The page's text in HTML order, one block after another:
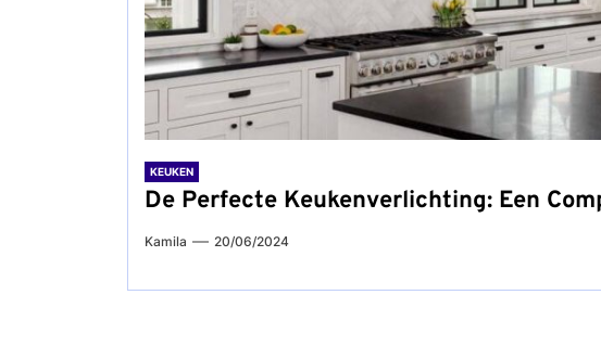
KEUKEN
De Perfecte Keukenverlichting: Een
Kamila 20/06/2024